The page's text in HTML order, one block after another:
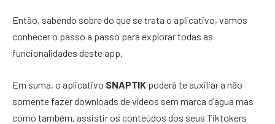
Então, sabendo sobre do que se trata o aplicativo, vamos
conhecer o passo a passo para explorar todas as
funcionalidades deste app.
Em suma, o aplicativo SNAPTIK poderá te auxiliar a não
somente fazer downloads de vídeos sem marca d’água mas
como também, assistir os conteúdos dos seus Tiktokers